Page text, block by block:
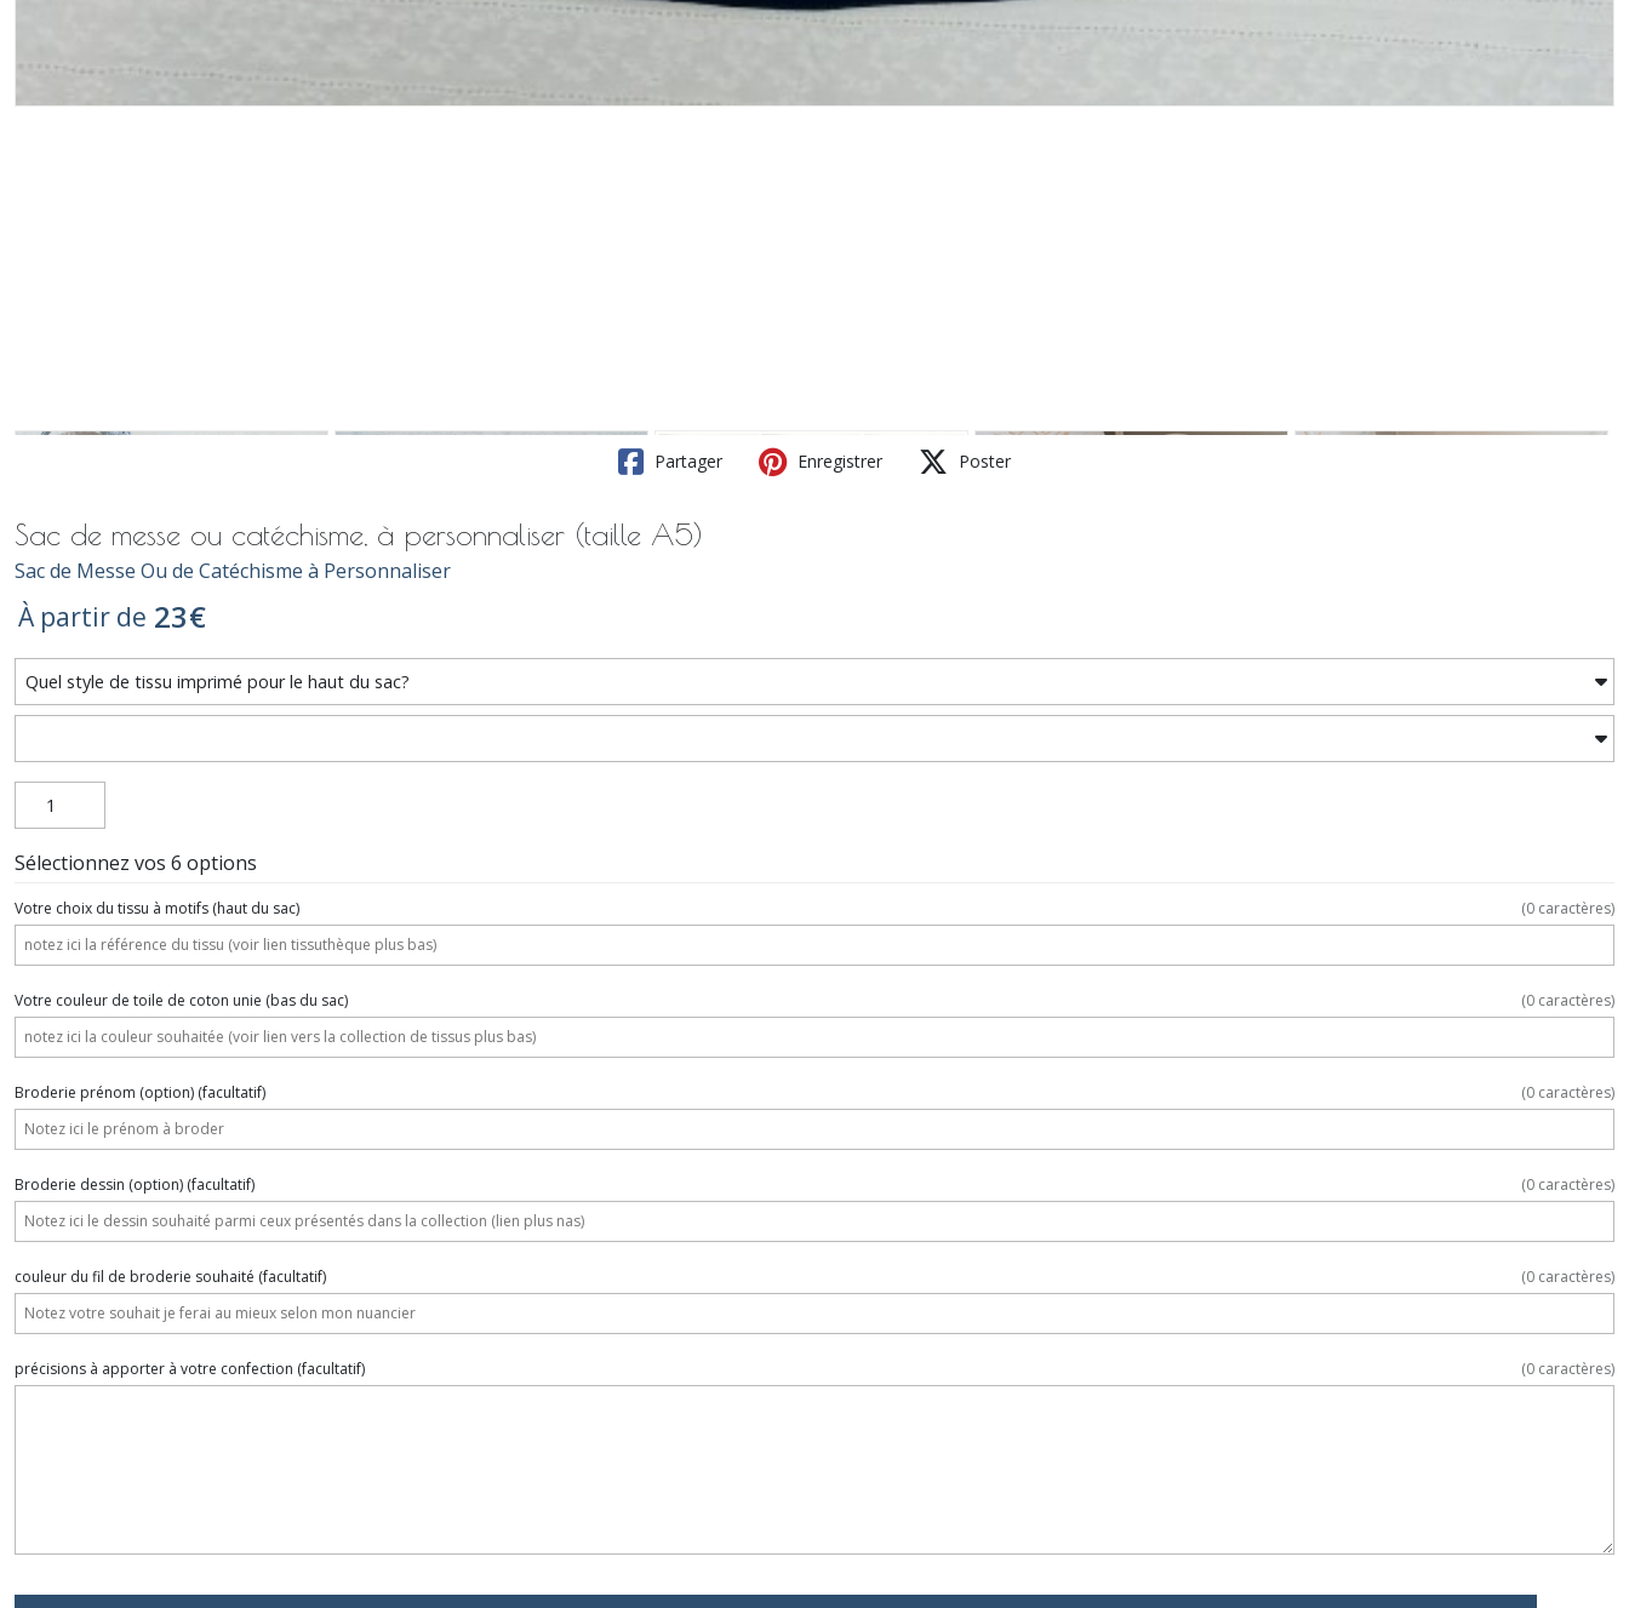
Partager Enregistrer Poster
Sac de messe ou catéchisme, à personnaliser (taille A5)
Sac de Messe Ou de Catéchisme à Personnaliser
À partir de 23€
Sélectionnez vos 6 options
Votre choix du tissu à motifs (haut du sac) (0 caractères)
Votre couleur de toile de coton unie (bas du sac) (0 caractères)
Broderie prénom (option) (facultatif) (0 caractères)
Broderie dessin (option) (facultatif) (0 caractères)
couleur du fil de broderie souhaité (facultatif) (0 caractères)
précisions à apporter à votre confection (facultatif) (0 caractères)